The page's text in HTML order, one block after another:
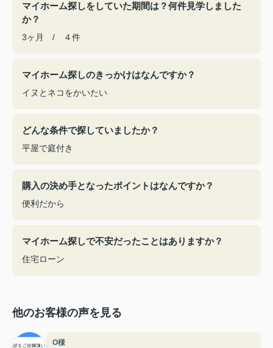
マイホーム探しをしていた期間は？何件見学しました
か？
3ヶ月 / ４件
マイホーム探しのきっかけはなんですか？
イヌとネコをかいたい
どんな条件で探していましたか？
平屋で庭付き
購入の決め手となったポイントはなんですか？
便利だから
マイホーム探しで不安だったことはありますか？
住宅ローン
他のお客様の声を見る
O様